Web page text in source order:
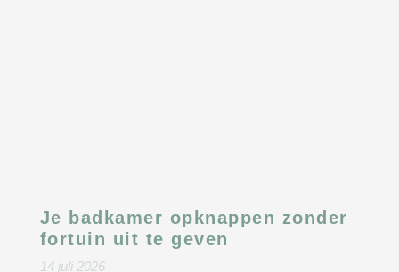
Je badkamer opknappen zonder
fortuin uit te geven
14 juli 2026